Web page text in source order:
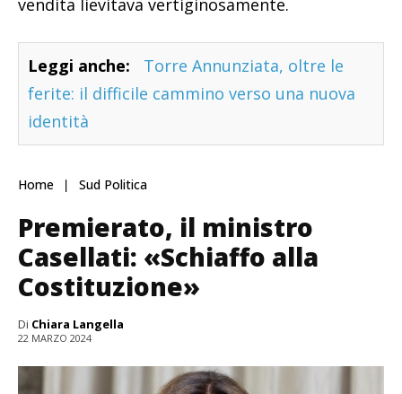
vendita lievitava vertiginosamente.
Leggi anche:
Torre Annunziata, oltre le
ferite: il difficile cammino verso una nuova
identità
Home Sud Politica
Premierato, il ministro
Casellati: «Schiaffo alla
Costituzione»
Di Chiara Langella
22 MARZO 2024